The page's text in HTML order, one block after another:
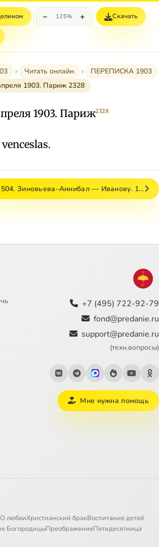
− 125% + Скачать
Читать онлайн
ПЕРЕПИСКА 1903
1903. Париж 2328
1903. Париж2328
504. Зиновьева–Аннибал — Иванову. 1…
+7 (495) 722-92-79
fond@predanie.ru
support@predanie.ru
(техн.вопросы)
Мне нужна помощь
О любвиХристианский бракВоспитание детей
БогородицыПреображениеПятидесятница